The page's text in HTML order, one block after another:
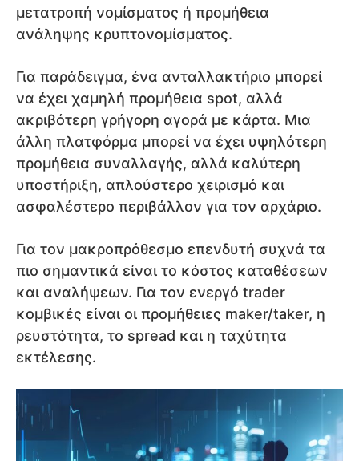
μετατροπή νομίσματος ή προμήθεια
ανάληψης κρυπτονομίσματος.
Για παράδειγμα, ένα ανταλλακτήριο μπορεί
να έχει χαμηλή προμήθεια spot, αλλά
ακριβότερη γρήγορη αγορά με κάρτα. Μια
άλλη πλατφόρμα μπορεί να έχει υψηλότερη
προμήθεια συναλλαγής, αλλά καλύτερη
υποστήριξη, απλούστερο χειρισμό και
ασφαλέστερο περιβάλλον για τον αρχάριο.
Για τον μακροπρόθεσμο επενδυτή συχνά τα
πιο σημαντικά είναι το κόστος καταθέσεων
και αναλήψεων. Για τον ενεργό trader
κομβικές είναι οι προμήθειες maker/taker, η
ρευστότητα, το spread και η ταχύτητα
εκτέλεσης.